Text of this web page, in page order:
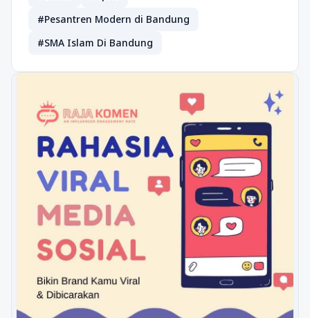
#Pesantren Modern di Bandung
#SMA Islam Di Bandung